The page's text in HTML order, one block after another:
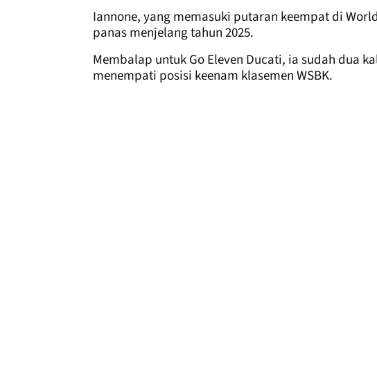
Iannone, yang memasuki putaran keempat di
panas menjelang tahun 2025.
Membalap untuk Go Eleven Ducati, ia sudah dua
menempati posisi keenam klasemen WSBK.